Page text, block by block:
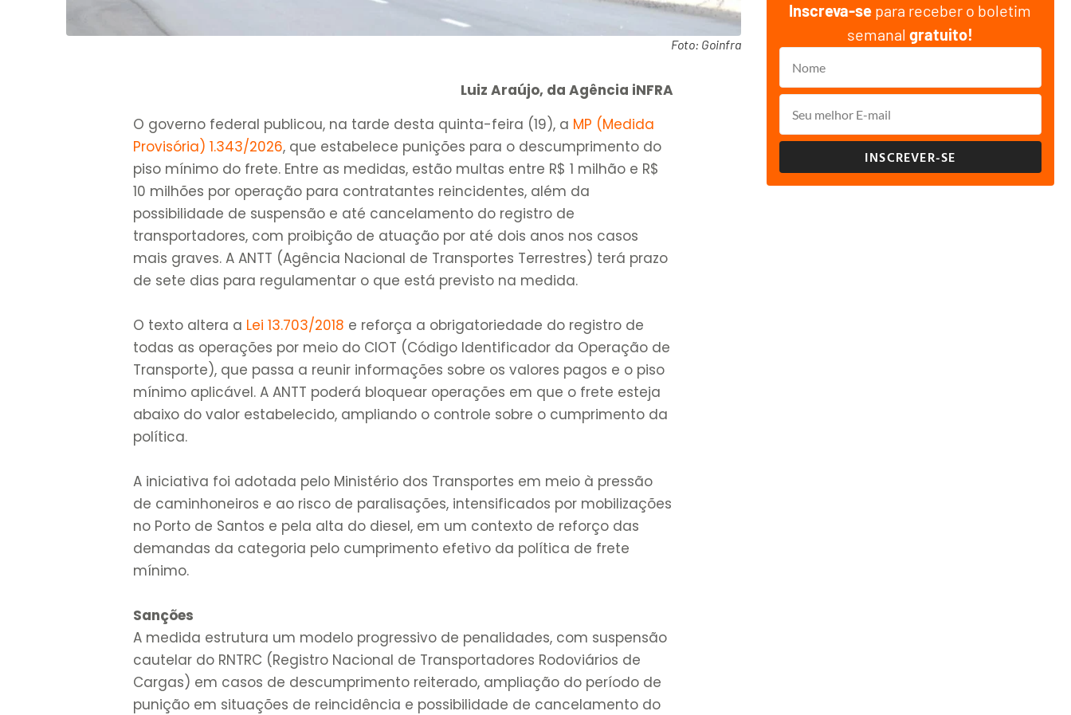
Foto: Goinfra
Luiz Araújo, da Agência iNFRA
O governo federal publicou, na tarde desta quinta-feira (19), a MP (Medida
Provisória) 1.343/2026, que estabelece punições para o descumprimento do
piso mínimo do frete. Entre as medidas, estão multas entre R$ 1 milhão e R$
10 milhões por operação para contratantes reincidentes, além da
possibilidade de suspensão e até cancelamento do registro de
transportadores, com proibição de atuação por até dois anos nos casos
mais graves. A ANTT (Agência Nacional de Transportes Terrestres) terá prazo
de sete dias para regulamentar o que está previsto na medida.
O texto altera a Lei 13.703/2018 e reforça a obrigatoriedade do registro de
todas as operações por meio do CIOT (Código Identificador da Operação de
Transporte), que passa a reunir informações sobre os valores pagos e o piso
mínimo aplicável. A ANTT poderá bloquear operações em que o frete esteja
abaixo do valor estabelecido, ampliando o controle sobre o cumprimento da
política.
A iniciativa foi adotada pelo Ministério dos Transportes em meio à pressão
de caminhoneiros e ao risco de paralisações, intensificados por mobilizações
no Porto de Santos e pela alta do diesel, em um contexto de reforço das
demandas da categoria pelo cumprimento efetivo da política de frete
mínimo.
Sanções
A medida estrutura um modelo progressivo de penalidades, com suspensão
cautelar do RNTRC (Registro Nacional de Transportadores Rodoviários de
Cargas) em casos de descumprimento reiterado, ampliação do período de
punição em situações de reincidência e possibilidade de cancelamento do
Inscreva-se para receber o boletim
semanalgratuito!
INSCREVER-SE